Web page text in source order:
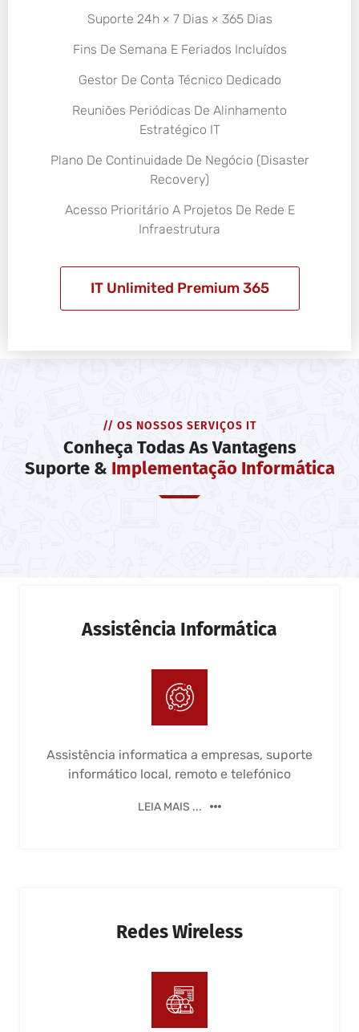
Suporte 24h × 7 Dias × 365 Dias
Fins De Semana E Feriados Incluídos
Gestor De Conta Técnico Dedicado
Reuniões Periódicas De Alinhamento
Estratégico IT
Plano De Continuidade De Negócio (Disaster
Recovery)
Acesso Prioritário A Projetos De Rede E
Infraestrutura
IT Unlimited Premium 365
// OS NOSSOS SERVIÇOS IT
Conheça Todas As Vantagens
Suporte & Implementação Informática
Assistência Informática
Assistência informatica a empresas, suporte
informático local, remoto e telefónico
LEIA MAIS ...
Redes Wireless